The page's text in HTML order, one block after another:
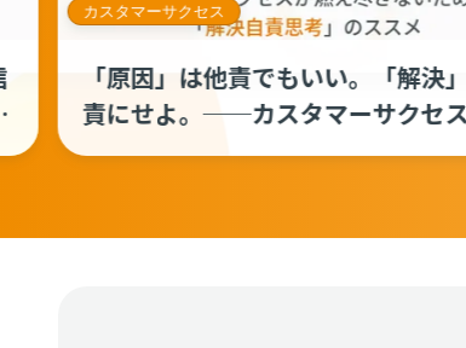
カスタマーサクセス 非SaaS
非SaaSにおけるカスタマーサクセ
役割とは？米国食品卸大手Sysco
から考える「顧客のPL」に責任を